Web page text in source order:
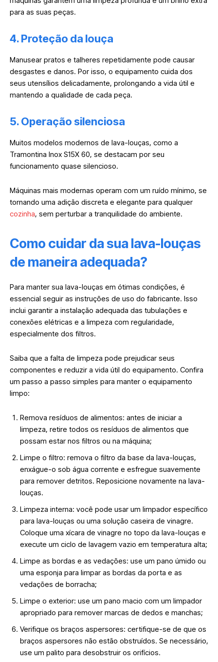
para as suas peças.
4. Proteção da louça
Manusear pratos e talheres repetidamente pode causar
desgastes e danos. Por isso, o equipamento cuida dos
seus utensílios delicadamente, prolongando a vida útil e
mantendo a qualidade de cada peça.
5. Operação silenciosa
Muitos modelos modernos de lava-louças, como a
Tramontina Inox S15X 60, se destacam por seu
funcionamento quase silencioso.
Máquinas mais modernas operam com um ruído mínimo, se
tornando uma adição discreta e elegante para qualquer
cozinha, sem perturbar a tranquilidade do ambiente.
Como cuidar da sua lava-louças
de maneira adequada?
Para manter sua lava-louças em ótimas condições, é
essencial seguir as instruções de uso do fabricante. Isso
inclui garantir a instalação adequada das tubulações e
conexões elétricas e a limpeza com regularidade,
especialmente dos filtros.
Saiba que a falta de limpeza pode prejudicar seus
componentes e reduzir a vida útil do equipamento. Confira
um passo a passo simples para manter o equipamento
limpo:
Remova resíduos de alimentos: antes de iniciar a
limpeza, retire todos os resíduos de alimentos que
possam estar nos filtros ou na máquina;
Limpe o filtro: remova o filtro da base da lava-louças,
enxágue-o sob água corrente e esfregue suavemente
para remover detritos. Reposicione novamente na lava-
louças.
Limpeza interna: você pode usar um limpador específico
para lava-louças ou uma solução caseira de vinagre.
Coloque uma xícara de vinagre no topo da lava-louças e
execute um ciclo de lavagem vazio em temperatura alta;
Limpe as bordas e as vedações: use um pano úmido ou
uma esponja para limpar as bordas da porta e as
vedações de borracha;
Limpe o exterior: use um pano macio com um limpador
apropriado para remover marcas de dedos e manchas;
Verifique os braços aspersores: certifique-se de que os
braços aspersores não estão obstruídos. Se necessário,
use um palito para desobstruir os orifícios.